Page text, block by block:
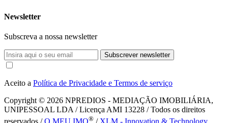
Newsletter
Subscreva a nossa newsletter
Subscrever newsletter
Aceito a Política de Privacidade e Termos de serviço
Copyright © 2026 NPREDIOS - MEDIAÇÃO IMOBILIÁRIA,
UNIPESSOAL LDA / Licença AMI 13228 / Todos os direitos
reservados /O MEU IMO® / XLM - Innovation & Technology